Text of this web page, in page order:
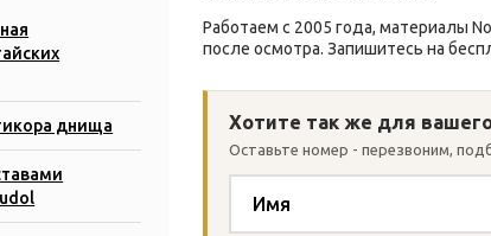
днища
Работаем с 2005 года, материалы
после осмотра. Запишитесь на
Хотите так же для
Оставьте номер - перезвоним,